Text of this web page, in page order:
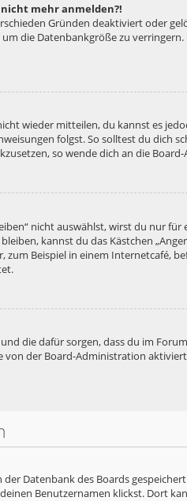
mehr anmelden?!
Gründen deaktiviert oder
die Datenbankgröße zu
wieder mitteilen, du kannst es
folgst. So solltest du dich
so wende dich an die
nicht auswählst, wirst du nur
kannst du das Kästchen
Beispiel in einem Internetcafé,
die dafür sorgen, dass du im
von der Board-Administration
Datenbank des Boards
Benutzernamen klickst. Dort